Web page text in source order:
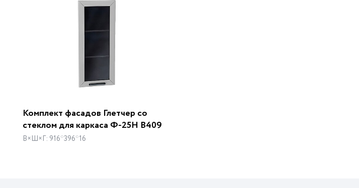
Комплект фасадов Глетчер со
стеклом для каркаса Ф-25Н В409
В×Ш×Г: 916*396*16